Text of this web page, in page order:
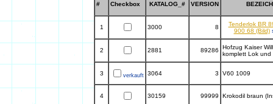
# Checkbox KATALOG_# VERSION
1 3000 8
Tenderlok BR
900 68 (Bild)
2 2881 89286
Hofzug Kaiser
komplett Lok und
3 verkauft 3064 3 V60 1009
4 30159 99999 Krokodil braun